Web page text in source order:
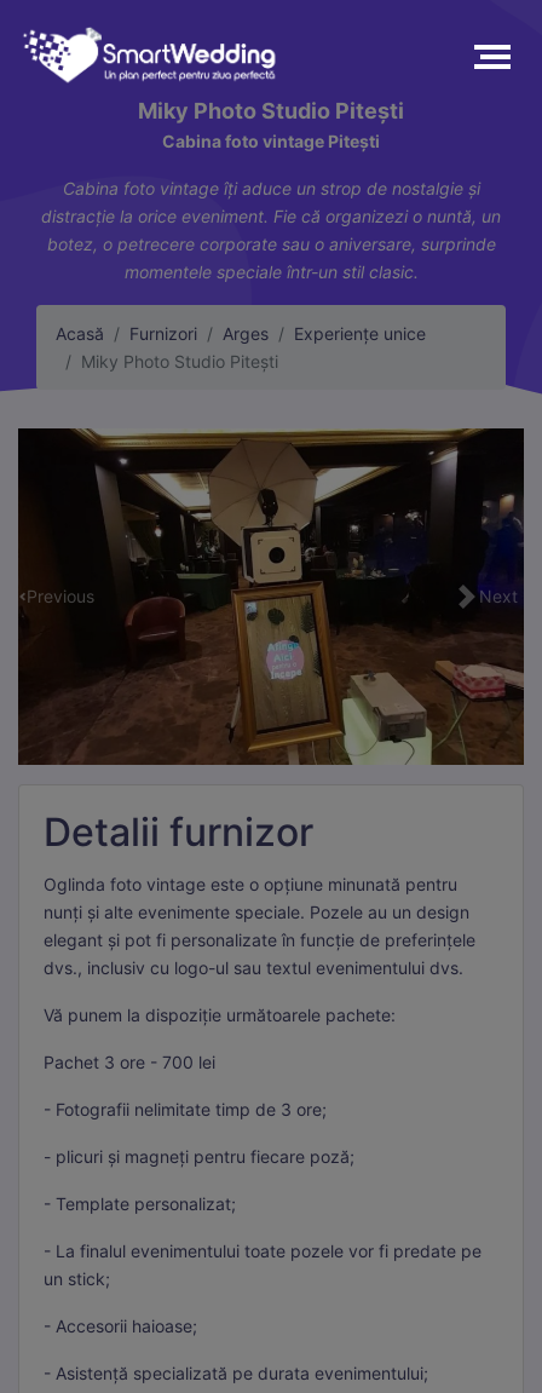
Miky Photo Studio Pitești
Cabina foto vintage Pitești
Cabina foto vintage îți aduce un strop de nostalgie și
distracție la orice eveniment. Fie că organizezi o nuntă, un
botez, o petrecere corporate sau o aniversare, surprinde
momentele speciale într-un stil clasic.
Acasă Furnizori Arges
Experiențe unice
Miky Photo Studio Pitești
Previous Next
Detalii furnizor
Oglinda foto vintage este o opțiune minunată pentru
nunți și alte evenimente speciale. Pozele au un design
elegant și pot fi personalizate în funcție de preferințele
dvs., inclusiv cu logo-ul sau textul evenimentului dvs.
Vă punem la dispoziție următoarele pachete:
Pachet 3 ore - 700 lei
- Fotografii nelimitate timp de 3 ore;
- plicuri și magneți pentru fiecare poză;
- Template personalizat;
- La finalul evenimentului toate pozele vor fi predate pe
un stick;
- Accesorii haioase;
- Asistență specializată pe durata evenimentului;